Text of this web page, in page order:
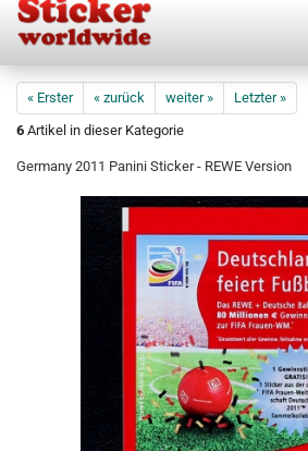
« Erster « zurück weiter »
Letzter »
6 Artikel in dieser Kategorie
Germany 2011 Panini Sticker - REWE Version